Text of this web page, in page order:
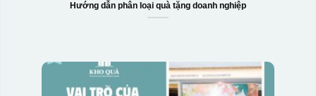
Hướng dẫn phân loại quà tặng doanh nghiệp